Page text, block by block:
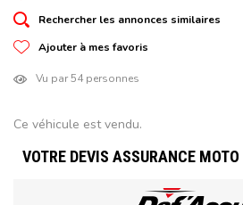
Rechercher les annonces similaires
Ajouter à mes favoris
Vu par 54 personnes
Ce véhicule est vendu.
VOTRE DEVIS ASSURANCE